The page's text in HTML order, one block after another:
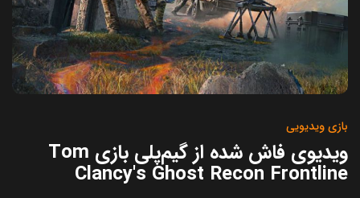
بازی ویدیویی
ویدیوی فاش شده از گیم‌پلی بازی Tom
Clancy's Ghost Recon Frontline